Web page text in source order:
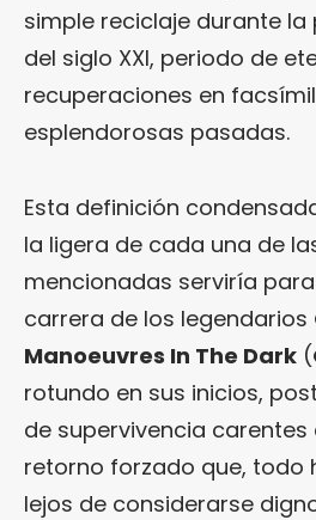
simple reciclaje durante
del siglo XXI, periodo de
recuperaciones en
esplendorosas pasadas.
Esta definición
la ligera de cada una de
mencionadas serviría
carrera de los legendarios
Manoeuvres In The Dark (
rotundo en sus inicios,
de supervivencia carentes
retorno forzado que, todo
lejos de considerarse